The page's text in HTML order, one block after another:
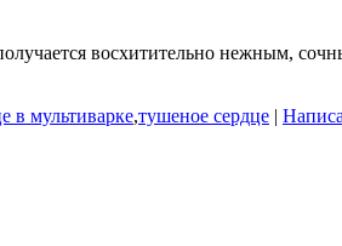
восхитительно нежным,
в мультиварке,тушеное сердце |